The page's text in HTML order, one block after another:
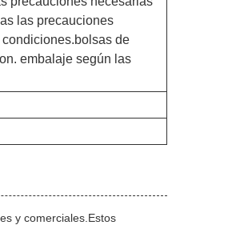
las precauciones
de
embalaje según las
y comerciales.Estos